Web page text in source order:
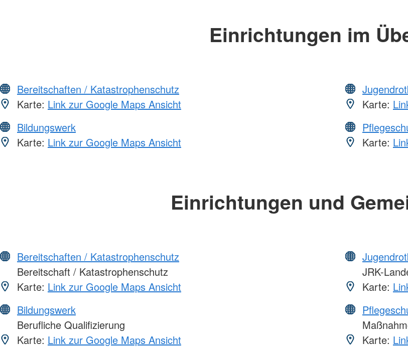
Einrichtungen im
Bereitschaften / Katastrophenschutz
Karte: Link zur Google Maps Ansicht
Bildungswerk
Karte: Link zur Google Maps Ansicht
Karte:
Karte:
Einrichtungen und
Bereitschaften / Katastrophenschutz
Bereitschaft / Katastrophenschutz
Karte: Link zur Google Maps Ansicht
Bildungswerk
Berufliche Qualifizierung
Karte: Link zur Google Maps Ansicht
JRK-
Karte:
Karte: